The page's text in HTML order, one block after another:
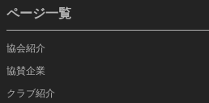
ページ一覧
協会紹介
協賛企業
クラブ紹介